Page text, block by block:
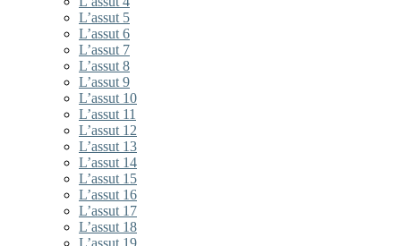
L’assut 5
L’assut 6
L’assut 7
L’assut 8
L’assut 9
L’assut 10
L’assut 11
L’assut 12
L’assut 13
L’assut 14
L’assut 15
L’assut 16
L’assut 17
L’assut 18
L’assut 19